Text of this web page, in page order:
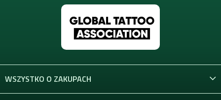
WSZYSTKO O ZAKUPACH